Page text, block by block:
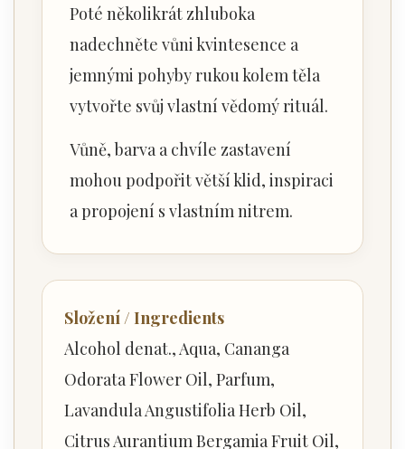
Poté několikrát zhluboka
nadechněte vůni kvintesence a
jemnými pohyby rukou kolem těla
vytvořte svůj vlastní vědomý rituál.
Vůně, barva a chvíle zastavení
mohou podpořit větší klid, inspiraci
a propojení s vlastním nitrem.
Složení / Ingredients
Alcohol denat., Aqua, Cananga
Odorata Flower Oil, Parfum,
Lavandula Angustifolia Herb Oil,
Citrus Aurantium Bergamia Fruit Oil,